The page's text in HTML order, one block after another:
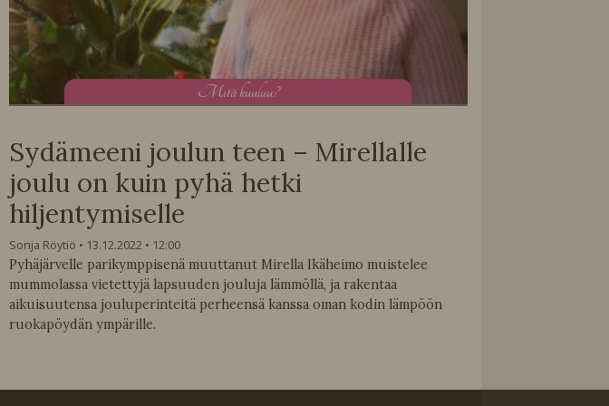
Mitä kuuluu?
Sydämeeni joulun teen – Mirellalle
joulu on kuin pyhä hetki
hiljentymiselle
Sonja Röytiö 13.12.2022
12:00
Pyhäjärvelle parikymppisenä muuttanut Mirella Ikäheimo muistelee
mummolassa vietettyjä lapsuuden jouluja lämmöllä, ja rakentaa
aikuisuutensa jouluperinteitä perheensä kanssa oman kodin lämpöön
ruokapöydän ympärille.